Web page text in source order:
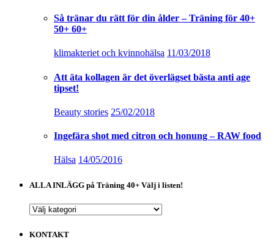
Så tränar du rätt för din ålder – Träning för 40+
50+ 60+
klimakteriet och kvinnohälsa 11/03/2018
Att äta kollagen är det överlägset bästa anti age
tipset!
Beauty stories 25/02/2018
Ingefära shot med citron och honung – RAW food
Hälsa 14/05/2016
ALLA INLÄGG på Träning 40+ Välj i listen!
ALLA
på
KONTAKT